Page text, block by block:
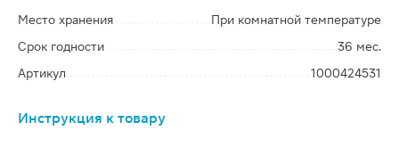
Место хранения
При комнатной температуре
Срок годности
36 мес.
Артикул
1000424531
Инструкция к товару